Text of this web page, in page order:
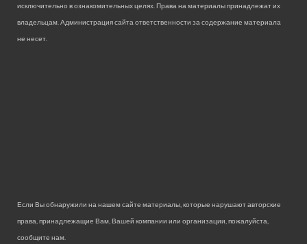
исключительно в ознакомительных целях. Права на материалы принадлежат их
владельцам. Администрация сайта ответственности за содержание материала
не несет.
Если Вы обнаружили на нашем сайте материалы, которые нарушают авторские
права, принадлежащие Вам, Вашей компании или организации, пожалуйста,
сообщите нам.